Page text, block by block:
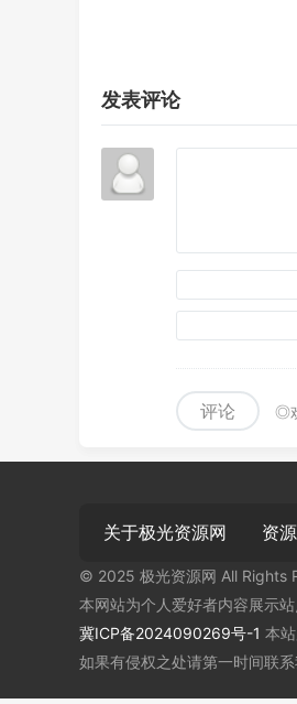
发表评论
评论 ◎
关于极光资源网 资
© 2025 极光资源网 All Rights
本网站为个人爱好者内容展示
冀ICP备2024090269号-1 本
如果有侵权之处请第一时间联